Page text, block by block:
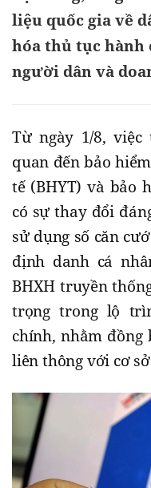
liệu quốc gia về
hóa thủ tục
người dân và
Từ ngày 1/8,
quan đến bảo
tế (BHYT) và bảo
có sự thay đổi
sử dụng số căn
định danh cá
BHXH truyền
trọng trong lộ
chính, nhằm
liên thông với cơ